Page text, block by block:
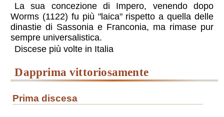
La sua concezione di Impero, venendo dopo
Worms (1122) fu più "laica" rispetto a quella delle
dinastie di Sassonia e Franconia, ma rimase pur
sempre universalistica.
Discese più volte in Italia
dapprima vittoriosamente
prima discesa